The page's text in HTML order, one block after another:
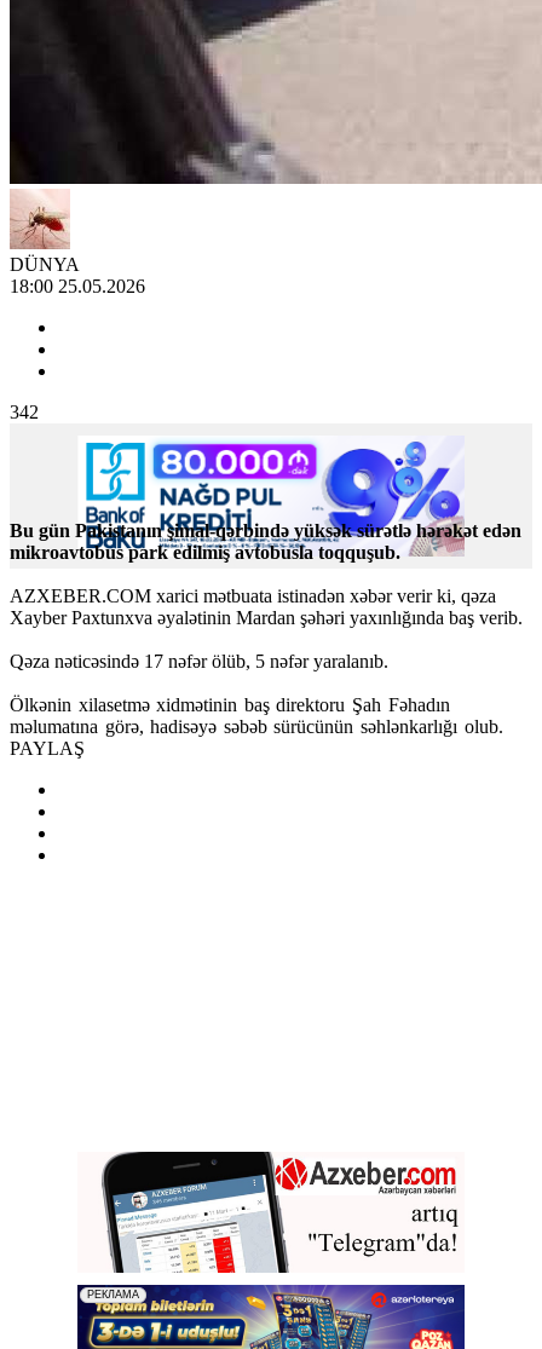
DÜNYA
18:00 25.05.2026
342
Bu gün Pakistanın şimal-qərbində yüksək sürətlə hərəkət edən
mikroavtobus park edilmiş avtobusla toqquşub.
AZXEBER.COM xarici mətbuata istinadən xəbər verir ki, qəza
Xayber Paxtunxva əyalətinin Mardan şəhəri yaxınlığında baş verib.
Qəza nəticəsində 17 nəfər ölüb, 5 nəfər yaralanıb.
Ölkənin xilasetmə xidmətinin baş direktoru Şah Fəhadın
məlumatına görə, hadisəyə səbəb sürücünün səhlənkarlığı olub.
PAYLAŞ